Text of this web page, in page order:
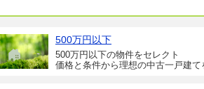
500万円以下
500万円以下の物件をセレクト
価格と条件から理想の中古一戸建て